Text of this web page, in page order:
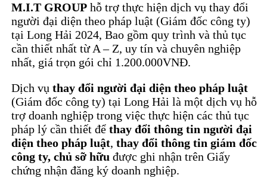
M.I.T GROUP hỗ trợ thực hiện dịch vụ thay đổi
người đại diện theo pháp luật (Giám đốc công ty)
tại Long Hải 2024, Bao gồm quy trình và thủ tục
cần thiết nhất từ A – Z, uy tín và chuyên nghiệp
nhất, giá trọn gói chỉ 1.200.000VNĐ.
Dịch vụ thay đổi người đại diện theo pháp luật
(Giám đốc công ty) tại Long Hải là một dịch vụ hỗ
trợ doanh nghiệp trong việc thực hiện các thủ tục
pháp lý cần thiết để thay đổi thông tin người đại
diện theo pháp luật, thay đổi thông tin giám đốc
công ty, chủ sỡ hữu được ghi nhận trên Giấy
chứng nhận đăng ký doanh nghiệp.